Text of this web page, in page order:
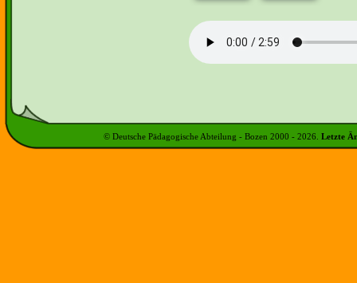
© Deutsche Pädagogische Abteilung - Bozen 2000 - 2026 Letzte